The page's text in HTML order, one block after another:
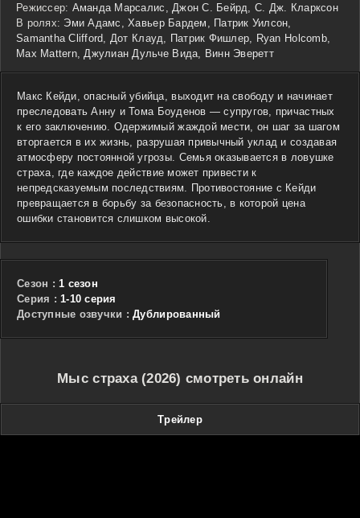
Режиссер: Аманда Марсалис, Джон С. Бейрд, С. Дж. Кларксон
В ролях: Эми Адамс, Хавьер Бардем, Патрик Уилсон,
Samantha Clifford, Дот Клауд, Патрик Фишлер, Ryan Holcomb,
Max Mattern, Джулиан Дульче Вида, Винн Эверетт
Макс Кейди, опасный убийца, выходит на свободу и начинает
преследовать Анну и Тома Боуденов — супругов, причастных
к его заключению. Одержимый жаждой мести, он шаг за шагом
вторгается в их жизнь, разрушая привычный уклад и создавая
атмосферу постоянной угрозы. Семья оказывается в ловушке
страха, где каждое действие может привести к
непредсказуемым последствиям. Противостояние с Кейди
превращается в борьбу за безопасность, в которой цена
ошибки становится слишком высокой.
Сезон : 1 сезон
Cерия : 1-10 серия
Доступные озвучки : Дублированный
Мыс страха (2026) смотреть онлайн
Трейлер